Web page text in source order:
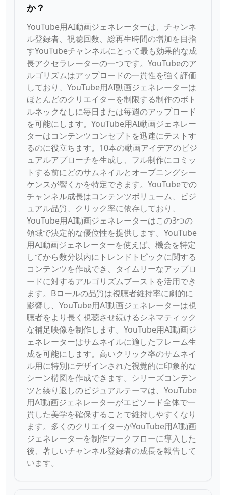
か？
YouTube用AI動画ジェネレーターは、チャンネ
ル登録者、視聴回数、総再生時間の増加を目指
すYouTubeチャンネルにとって最も効果的な成
長アクセラレーターの一つです。YouTubeのア
ルゴリズムはアップロードの一貫性を強く評価
しており、YouTube用AI動画ジェネレーターは
ほとんどのクリエイターを制限する制作のボト
ルネックなしに毎日または毎週のアップロード
を可能にします。YouTube用AI動画ジェネレー
ターはコンテンツコンセプトを迅速にテストす
るのに役立ちます。10本の動画アイデアのビジ
ュアルアプローチを生成し、フル制作にコミッ
トする前にどのサムネイルとオープニングシー
ケンスが響くかを特定できます。YouTubeでの
チャンネル成長はコンテンツボリューム、ビジ
ュアル品質、クリック率に依存しており、
YouTube用AI動画ジェネレーターはこの3つの
領域で決定的な優位性を提供します。YouTube
用AI動画ジェネレーターを使えば、機会を特定
してから数分以内にトレンドトピックに関する
コンテンツを作成でき、タイムリーなアップロ
ードに対するアルゴリズムブーストを活用でき
ます。Bロールの品質は視聴者維持率に劇的に
影響し、YouTube用AI動画ジェネレーターは視
聴者をより長く視聴させ続けるシネマティック
な補足映像を制作します。YouTube用AI動画ジ
ェネレーターはサムネイルに適したフレーム生
成を可能にします。高いクリック率のサムネイ
ル用に特別にデザインされた視覚的に印象的な
シーン構図を作成できます。シリーズコンテン
ツと繰り返しのビジュアルテーマは、YouTube
用AI動画ジェネレーターがエピソード全体で一
貫した美学を確保することで維持しやすくなり
ます。多くのクリエイターがYouTube用AI動画
ジェネレーターを制作ワークフローに導入した
後、著しいチャンネル登録者の成長を報告して
います。